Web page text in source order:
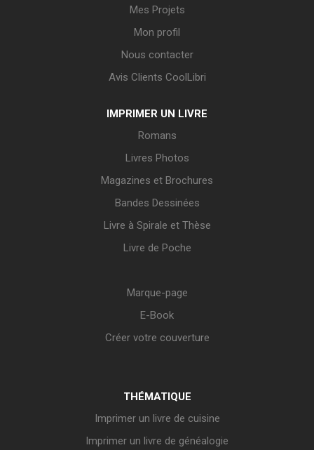
Mes Projets
Mon profil
Nous contacter
Avis Clients CoolLibri
IMPRIMER UN LIVRE
Romans
Livres Photos
Magazines et Brochures
Bandes Dessinées
Livre à Spirale et Thèse
Livre de Poche
Marque-page
E-Book
Créer votre couverture
THÉMATIQUE
Imprimer un livre de cuisine
Imprimer un livre de généalogie